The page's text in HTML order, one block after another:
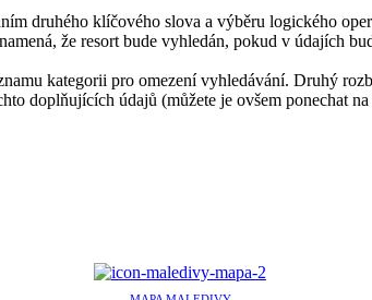
druhého klíčového slova a výběru logického
že resort bude vyhledán, pokud v údajích
kategorii pro omezení vyhledávání. Druhý
doplňujících údajů (můžete je ovšem ponechat